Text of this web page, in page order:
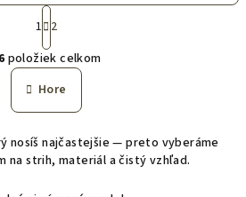
O
v
l
á
a
c
i
S
t
r
á
n
k
o
a
n
1 2
položiek celkom
Hore
nosíš najčastejšie — preto vyberáme
na strih, materiál a čistý vzhľad.